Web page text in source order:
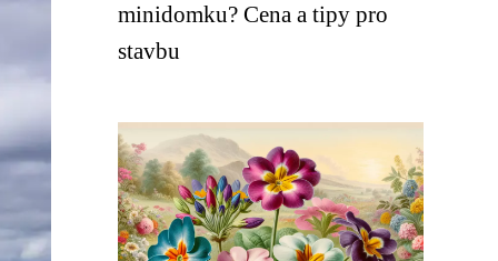
minidomku? Cena a tipy pro
stavbu